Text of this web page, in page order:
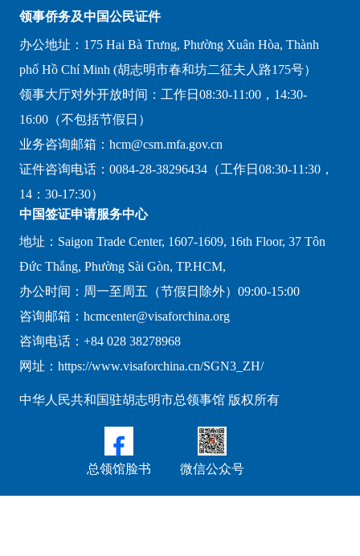
领事侨务及中国公民证件
办公地址：175 Hai Bà Trưng, Phường Xuân Hòa, Thành
phố Hồ Chí Minh (胡志明市春和坊二征夫人路175号）
领事大厅对外开放时间：工作日08:30-11:00，14:30-
16:00（不包括节假日）
业务咨询邮箱：hcm@csm.mfa.gov.cn
证件咨询电话：0084-28-38296434（工作日08:30-11:30，
14：30-17:30）
中国签证申请服务中心
地址：Saigon Trade Center, 1607-1609, 16th Floor, 37 Tôn
Đức Thắng, Phường Sài Gòn, TP.HCM,
办公时间：周一至周五（节假日除外）09:00-15:00
咨询邮箱：hcmcenter@visaforchina.org
咨询电话：+84 028 38278968
网址：https://www.visaforchina.cn/SGN3_ZH/
中华人民共和国驻胡志明市总领事馆 版权所有
总领馆脸书 微信公众号